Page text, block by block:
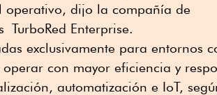
operativo, dijo la compañía de
TurboRed Enterprise.
exclusivamente para entornos
con mayor eficiencia y
automatización e IoT,